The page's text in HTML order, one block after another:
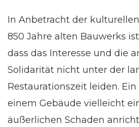
In Anbetracht der
850 Jahre alten Bauwerks
dass das Interesse und die
Solidarität nicht unter der
Restaurationszeit leiden.
einem Gebäude vielleicht
äußerlichen Schaden